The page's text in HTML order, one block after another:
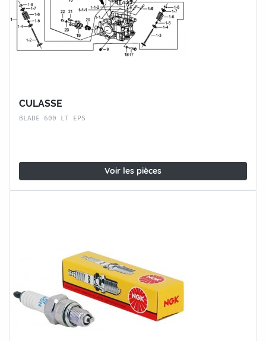
CULASSE
BLADE 600 LT EPS
Voir les pièces